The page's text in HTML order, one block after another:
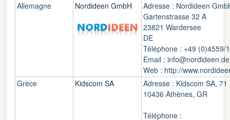
Allemagne
Nordideen GmbH
Adresse : Nordideen
Gartenstrasse 32 A
23821 Wardersee
DE
Téléphone : +49 (0)4559/
Email : info@nordideen.de
Web : http://
Grèce
Kidscom SA
Adresse : Kidscom SA,
10436 Athènes, GR
Téléphone :